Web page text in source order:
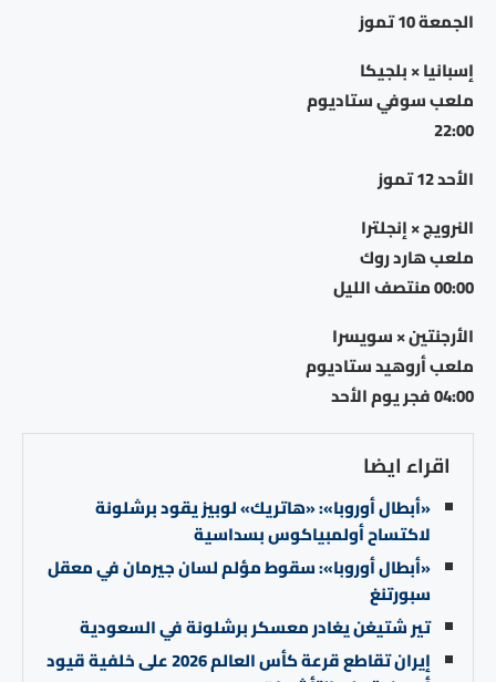
الجمعة 10 تموز
إسبانيا × بلجيكا
ملعب سوفي ستاديوم
22:00
الأحد 12 تموز
النرويج × إنجلترا
ملعب هارد روك
00:00 منتصف الليل
الأرجنتين × سويسرا
ملعب أروهيد ستاديوم
04:00 فجر يوم الأحد
اقراء ايضا
«أبطال أوروبا»: «هاتريك» لوبيز يقود برشلونة
لاكتساح أولمبياكوس بسداسية
«أبطال أوروبا»: سقوط مؤلم لسان جيرمان في معقل
سبورتنغ
تير شتيغن يغادر معسكر برشلونة في السعودية
إيران تقاطع قرعة كأس العالم 2026 على خلفية قيود